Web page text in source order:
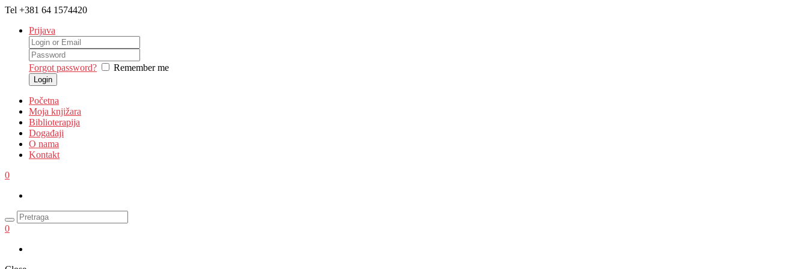
Tel +381 64 1574420
Prijava
Forgot password? Remember me
Početna
Moja knjižara
Biblioterapija
Događaji
O nama
Kontakt
0
0